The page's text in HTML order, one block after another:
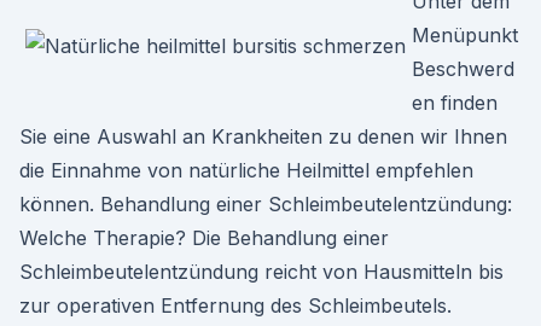
Menüpunkt
Beschwerd
en finden
Sie eine Auswahl an Krankheiten zu denen wir Ihnen
die Einnahme von natürliche Heilmittel empfehlen
können. Behandlung einer Schleimbeutelentzündung:
Welche Therapie? Die Behandlung einer
Schleimbeutelentzündung reicht von Hausmitteln bis
zur operativen Entfernung des Schleimbeutels.